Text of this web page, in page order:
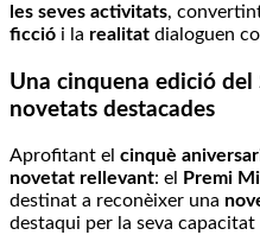
les seves activitats,
ficció i la realitat dialoguen
Una cinquena edició
novetats destacades
Aprofitant el cinquè
novetat rellevant: el Premi
destinat a reconèixer una
destaqui per la seva capacitat